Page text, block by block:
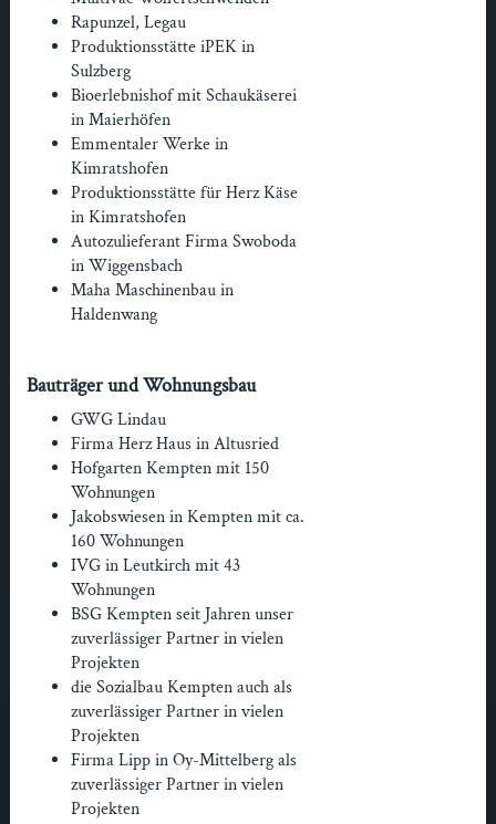
Rapunzel, Legau
Produktionsstätte iPEK in
Sulzberg
Bioerlebnishof mit Schaukäserei
in Maierhöfen
Emmentaler Werke in
Kimratshofen
Produktionsstätte für Herz Käse
in Kimratshofen
Autozulieferant Firma Swoboda
in Wiggensbach
Maha Maschinenbau in
Haldenwang
Bauträger und Wohnungsbau
GWG Lindau
Firma Herz Haus in Altusried
Hofgarten Kempten mit 150
Wohnungen
Jakobswiesen in Kempten mit ca.
160 Wohnungen
IVG in Leutkirch mit 43
Wohnungen
BSG Kempten seit Jahren unser
zuverlässiger Partner in vielen
Projekten
die Sozialbau Kempten auch als
zuverlässiger Partner in vielen
Projekten
Firma Lipp in Oy-Mittelberg als
zuverlässiger Partner in vielen
Projekten